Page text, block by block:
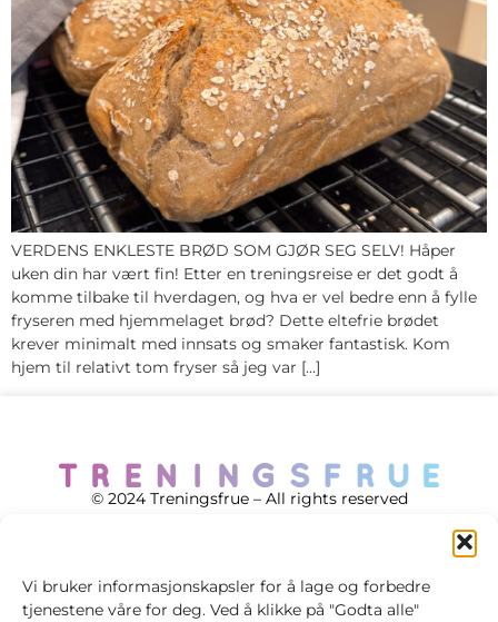
Vi bruker informasjonskapsler for å lage og forbedre
tjenestene våre for deg. Ved å klikke på "Godta alle"
VERDENS ENKLESTE BRØD SOM GJØR SEG SELV! Håper
uken din har vært fin! Etter en treningsreise er det godt å
komme tilbake til hverdagen, og hva er vel bedre enn å fylle
fryseren med hjemmelaget brød? Dette eltefrie brødet
krever minimalt med innsats og smaker fantastisk. Kom
hjem til relativt tom fryser så jeg var […]
© 2024 Treningsfrue – All rights reserved